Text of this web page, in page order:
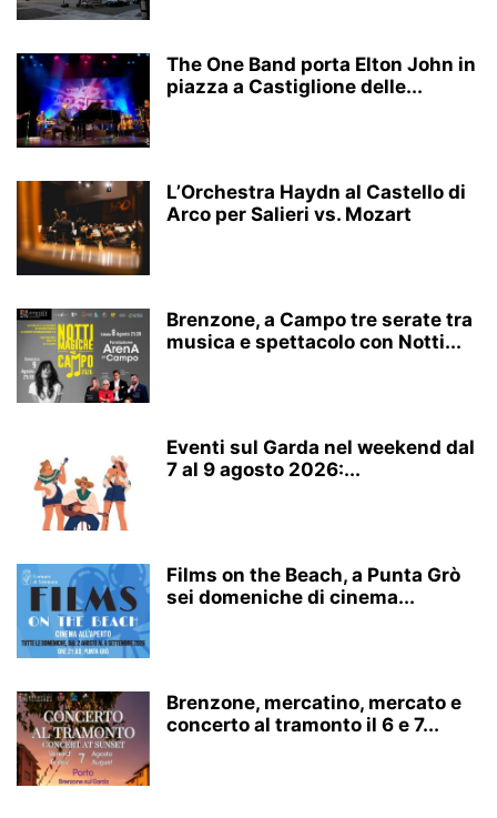
The One Band porta Elton John in
piazza a Castiglione delle...
L’Orchestra Haydn al Castello di
Arco per Salieri vs. Mozart
Brenzone, a Campo tre serate tra
musica e spettacolo con Notti...
Eventi sul Garda nel weekend dal
7 al 9 agosto 2026:...
Films on the Beach, a Punta Grò
sei domeniche di cinema...
Brenzone, mercatino, mercato e
concerto al tramonto il 6 e 7...